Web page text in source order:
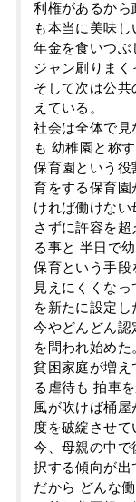
利権があるから
も本当に美味し
年金を食いつぶ
ジャン刷りまく
そして次は公共
えている。
社会は全体で見
も 幼稚園と称
保育園という役
育をする保育園
ければ働けない
さずに許容を
る事と 半日で
保育という手段
見えにくくな
を新たに設定し
今やどんどん認
を問われ始めた
貧困家庭が増え
る虐待も 拍車
風が吹けば桶屋
度を破綻させて
今、母親の中で
択する傾向が出
だから どんな